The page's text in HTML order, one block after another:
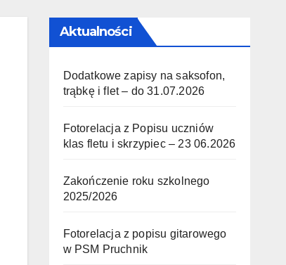
Aktualności
Dodatkowe zapisy na saksofon,
trąbkę i flet – do 31.07.2026
Fotorelacja z Popisu uczniów
klas fletu i skrzypiec – 23 06.2026
Zakończenie roku szkolnego
2025/2026
Fotorelacja z popisu gitarowego
w PSM Pruchnik